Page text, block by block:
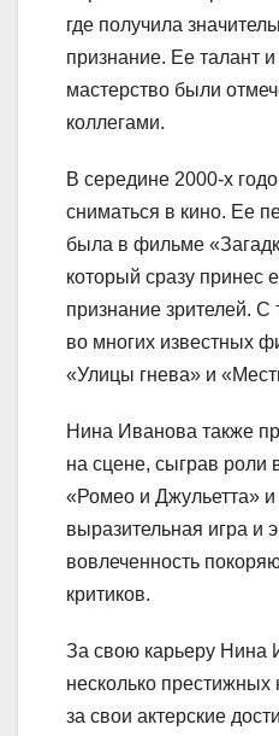
где получила
признание. Ее талант и
мастерство были
коллегами.
В середине 2000-х
сниматься в кино. Ее
была в фильме
который сразу принес
признание зрителей. С
во многих известных
«Улицы гнева» и
Нина Иванова также
на сцене, сыграв роли
«Ромео и Джульетта»
выразительная игра и
вовлеченность
критиков.
За свою карьеру Нина
несколько
за свои актерские